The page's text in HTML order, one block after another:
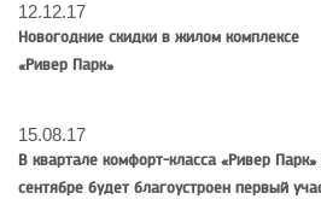
12.12.17
Новогодние скидки в жилом комплексе
«Ривер Парк»
15.08.17
В квартале комфорт-класса «Ривер Парк»
сентябре будет благоустроен первый